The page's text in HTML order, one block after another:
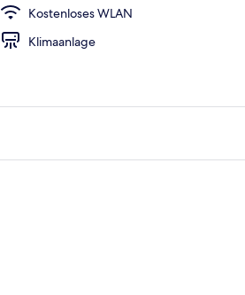
Kostenloses WLAN
Klimaanlage